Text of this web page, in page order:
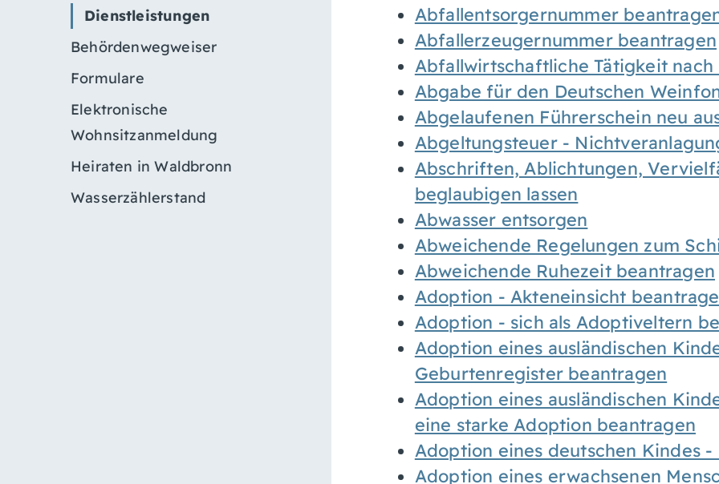
Dienstleistungen
Behördenwegweiser
Formulare
Elektronische
Wohnsitzanmeldung
Heiraten in Waldbronn
Wasserzählerstand
Abfallentsorgernummer
Abfallerzeugernummer beantragen
Abfallwirtschaftliche Tätigkeit
Abgabe für den Deutschen
Abgelaufenen Führerschein neu
Abgeltungsteuer -
Abschriften, Ablichtungen,
beglaubigen lassen
Abwasser entsorgen
Abweichende Regelungen zum
Abweichende Ruhezeit beantragen
Adoption - Akteneinsicht
Adoption - sich als Adoptiveltern
Adoption eines ausländischen
Geburtenregister beantragen
Adoption eines ausländischen
eine starke Adoption beantragen
Adoption eines deutschen Kindes
Adoption eines erwachsenen